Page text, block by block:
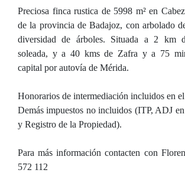
Preciosa finca rustica de 5998 m² en
de la provincia de Badajoz, con arbolado
diversidad de árboles. Situada a 2 km
soleada, y a 40 kms de Zafra y a 75
capital por autovía de Mérida.
Honorarios de intermediación incluidos en
Demás impuestos no incluidos (ITP, ADJ
y Registro de la Propiedad).
Para más información contacten con
572 112